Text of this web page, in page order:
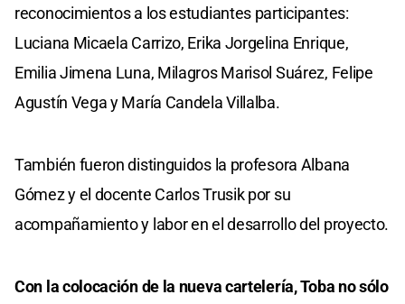
reconocimientos a los estudiantes participantes:
Luciana Micaela Carrizo, Erika Jorgelina Enrique,
Emilia Jimena Luna, Milagros Marisol Suárez, Felipe
Agustín Vega y María Candela Villalba.
También fueron distinguidos la profesora Albana
Gómez y el docente Carlos Trusik por su
acompañamiento y labor en el desarrollo del proyecto.
Con la colocación de la nueva cartelería, Toba no sólo